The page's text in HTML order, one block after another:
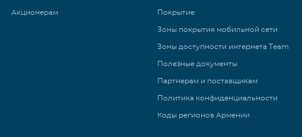
Акционерам
Покрытие
Зоны покрытия мобильной сети
Зоны доступности интернета Team
Полезные документы
Партнерам и поставщикам
Политика конфиденциальности
Коды регионов Армении